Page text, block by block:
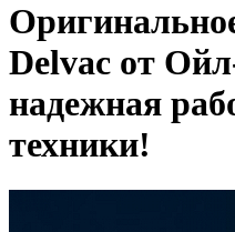
Delvac от
надежная
техники!